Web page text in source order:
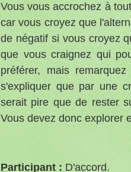
Vous vous accrochez à
car vous croyez que
de négatif si vous croyez
que vous craignez qui
préférer, mais
s'expliquer que par une
serait pire que de rester
Vous devez donc explorer
Participant : D'accord.